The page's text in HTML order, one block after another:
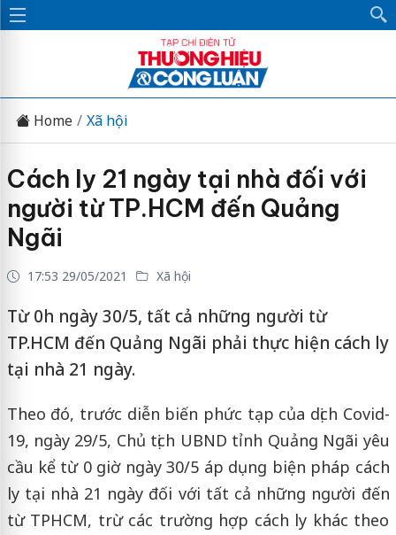
Home Xã hội
Cách ly 21 ngày tại nhà đối với
người từ TP.HCM đến Quảng
Ngãi
17:53 29/05/2021 Xã hội
Từ 0h ngày 30/5, tất cả những người từ
TP.HCM đến Quảng Ngãi phải thực hiện cách ly
tại nhà 21 ngày.
Theo đó, trước diễn biến phức tạp của dịch Covid-
19, ngày 29/5, Chủ tịch UBND tỉnh Quảng Ngãi yêu
cầu kể từ 0 giờ ngày 30/5 áp dụng biện pháp cách
ly tại nhà 21 ngày đối với tất cả những người đến
từ TPHCM, trừ các trường hợp cách ly khác theo